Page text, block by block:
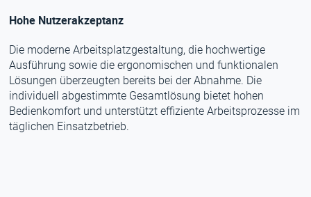
Hohe Nutzerakzeptanz
Die moderne Arbeitsplatzgestaltung, die hochwertige
Ausführung sowie die ergonomischen und funktionalen
Lösungen überzeugten bereits bei der Abnahme. Die
individuell abgestimmte Gesamtlösung bietet hohen
Bedienkomfort und unterstützt effiziente Arbeitsprozesse im
täglichen Einsatzbetrieb.